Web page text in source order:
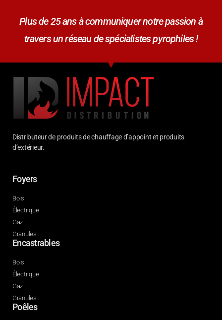
Plus de 25 ans à communiquer notre passion à
travers un réseau de spécialistes pyrophiles !
Distributeur de produits de chauffage d’appoint et produits
d’extérieur.
Foyers
Bois
Électrique
Gaz
Granules
Encastrables
Bois
Électrique
Gaz
Granules
Poêles